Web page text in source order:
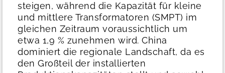
steigen, während die Kapazität für kleine
und mittlere Transformatoren (SMPT) im
gleichen Zeitraum voraussichtlich um
etwa 1,9 % zunehmen wird. China
dominiert die regionale Landschaft, da es
den Großteil der installierten